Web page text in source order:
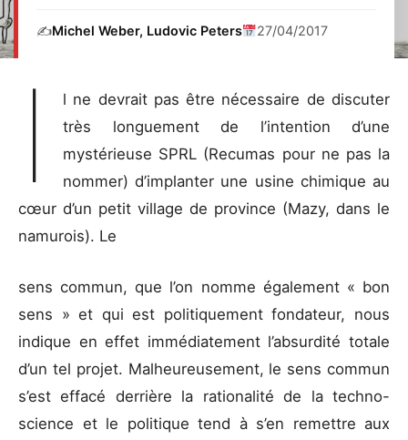
✍️Michel Weber, Ludovic Peters 27/04/2017
I
l ne devrait pas être nécessaire de discuter
très longuement de l’intention d’une
mystérieuse SPRL (Recumas pour ne pas la
nommer) d’implanter une usine chimique au
cœur d’un petit village de province (Mazy, dans le
namurois). Le
sens commun, que l’on nomme également « bon
sens » et qui est politiquement fondateur, nous
indique en effet immédiatement l’absurdité totale
d’un tel projet. Malheureusement, le sens commun
s’est effacé derrière la rationalité de la techno-
science et le politique tend à s’en remettre aux